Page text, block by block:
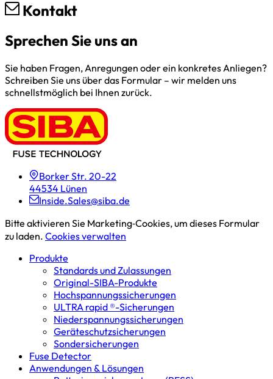
Kontakt
Sprechen Sie uns an
Sie haben Fragen, Anregungen oder ein konkretes Anliegen?
Schreiben Sie uns über das Formular – wir melden uns
schnellstmöglich bei Ihnen zurück.
Borker Str. 20-22
44534 Lünen
Inside.Sales@siba.de
Bitte aktivieren Sie Marketing‑Cookies, um dieses Formular
zu laden. Cookies verwalten
Produkte
Standards und Zulassungen
Original-SIBA-Produkte
Hochspannungs­sicherungen
ULTRA rapid ®-Sicherungen
Niederspannungs­sicherungen
Geräteschutz­sicherungen
Sondersicherungen
Fuse Detector
Anwendungen & Lösungen